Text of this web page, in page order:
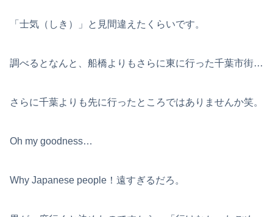
「士気（しき）」と見間違えたくらいです。
調べるとなんと、船橋よりもさらに東に行った千葉市街…
さらに千葉よりも先に行ったところではありませんか笑。
Oh my goodness…
Why Japanese people！遠すぎるだろ。